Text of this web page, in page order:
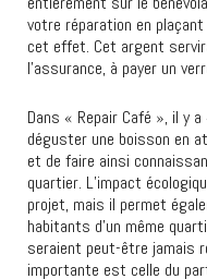
votre réparation en
cet effet. Cet argent
l’assurance, à payer un
Dans « Repair Café », il y
déguster une boisson en
et de faire ainsi
quartier. L’impact
projet, mais il permet
habitants d’un même
seraient peut-être jamais
importante est celle du